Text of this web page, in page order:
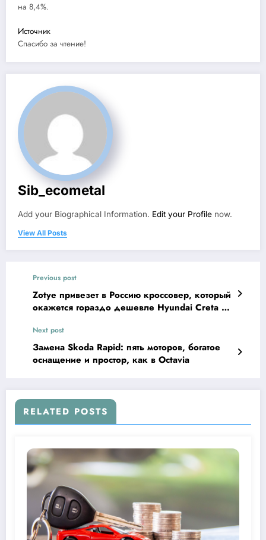
на 8,4%.
Источник
Спасибо за чтение!
Sib_ecometal
Add your Biographical Information. Edit your Profile now.
View All Posts
Previous post
Zotye привезет в Россию кроссовер, который
окажется гораздо дешевле Hyundai Creta и
Next post
Замена Skoda Rapid: пять моторов, богатое
оснащение и простор, как в Octavia
RELATED POSTS